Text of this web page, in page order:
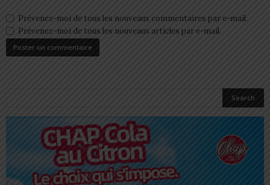
Prévenez-moi de tous les nouveaux commentaires par e-mail.
Prévenez-moi de tous les nouveaux articles par e-mail.